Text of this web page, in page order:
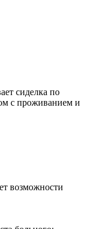
сиделка по
с проживанием и
возможности